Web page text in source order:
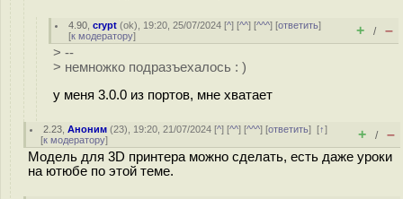
4.90 ,crypt (ok), 19:20, 25/07/2024 [^] [^^] [^^^] [ответить]
[к модератору] + / –
> --
> немножко подразъехалось : )
у меня 3.0.0 из портов, мне хватает
2.23 ,Аноним (23), 19:20, 21/07/2024 [^] [^^] [^^^] [ответить][↑]
[к модератору] + / –
Модель для 3D принтера можно сделать, есть даже уроки
на ютюбе по этой теме.